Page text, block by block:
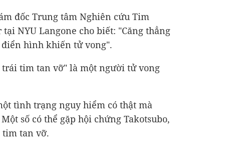
đốc Trung tâm Nghiên cứu Tim
tại NYU Langone cho biết: "Căng thẳng
hình khiến tử vong".
tim tan vỡ" là một người tử vong
tình trạng nguy hiểm có thật mà
số có thể gặp hội chứng Takotsubo,
tan vỡ.